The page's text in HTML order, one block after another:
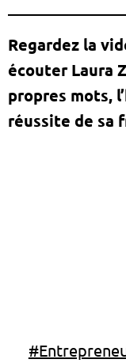
Regardez la
écouter Laura
propres mots,
réussite de sa